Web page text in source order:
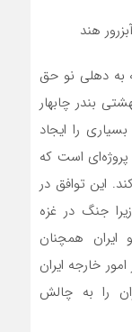
هند
به دهلی نو حق
بندر چابهار
بسیاری را ایجاد
است که
این توافق در
جنگ در غزه
ایران همچنان
خارجه ایران
را به چالش